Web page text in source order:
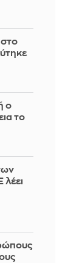
στο
ο
το
λέει